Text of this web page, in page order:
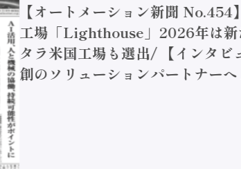
【オートメーション新聞
工場「Lighthouse」2026年は新
タラ米国工場も選出/ 【インタ
創のソリューションパートナー